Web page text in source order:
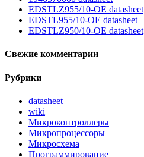
EDSTLZ955/10-OE datasheet
EDSTL955/10-OE datasheet
EDSTLZ950/10-OE datasheet
Свежие комментарии
Рубрики
datasheet
wiki
Микроконтроллеры
Микропроцессоры
Микросхема
Программирование